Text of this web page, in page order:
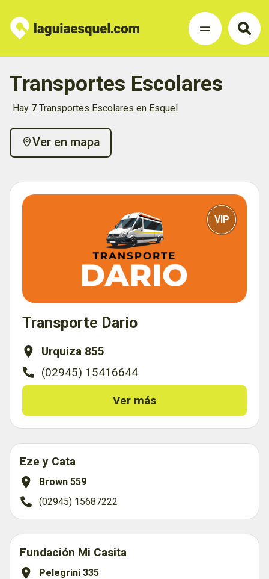
Transportes Escolares
Hay 7 Transportes Escolares en Esquel
Ver en mapa
VIP
Transporte Dario
Urquiza 855
(02945) 15416644
Ver más
Eze y Cata
Brown 559
(02945) 15687222
Fundación Mi Casita
Pelegrini 335